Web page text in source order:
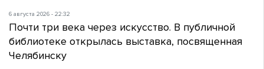
6 августа 2026 - 22:32
Почти три века через искусство. В публичной
библиотеке открылась выставка, посвященная
Челябинску